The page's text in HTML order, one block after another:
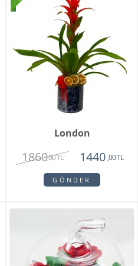
London
1860,00 TL 1440 ,00 TL
GÖNDER